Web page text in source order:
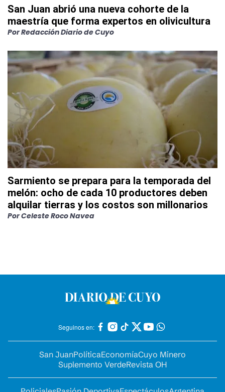
San Juan abrió una nueva cohorte de la
maestría que forma expertos en olivicultura
PorRedacción Diario de Cuyo
Sarmiento se prepara para la temporada del
melón: ocho de cada 10 productores deben
alquilar tierras y los costos son millonarios
PorCeleste Roco Navea
Seguinos en:
San JuanPolíticaEconomíaCuyo Minero
Suplemento VerdeRevista OH